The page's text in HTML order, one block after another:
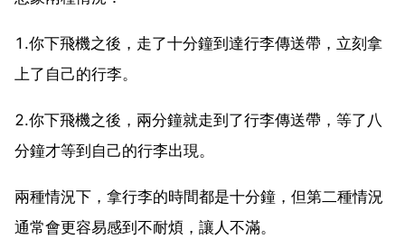
1.你下飛機之後，走了十分鐘到達行李傳送帶，立刻拿
上了自己的行李。
2.你下飛機之後，兩分鐘就走到了行李傳送帶，等了八
分鐘才等到自己的行李出現。
兩種情況下，拿行李的時間都是十分鐘，但第二種情況
通常會更容易感到不耐煩，讓人不滿。